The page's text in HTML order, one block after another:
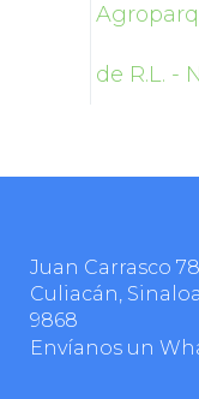
de R.L. -
Juan Carrasco
Culiacán,
9868
Envíanos un